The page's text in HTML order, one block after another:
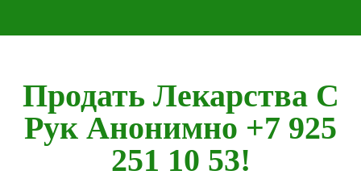
Продать Лекарства С
Рук Анонимно +7 925
251 10 53!